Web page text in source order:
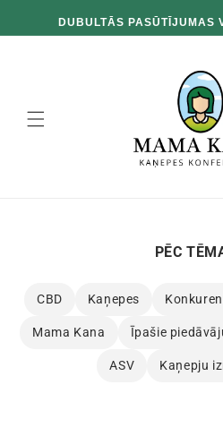
pāriet
pie
100G BEZMAKSAS PAR
PĒC
CBD Kaņepes
Mama Kana Īpašie
ASV Kaņepju